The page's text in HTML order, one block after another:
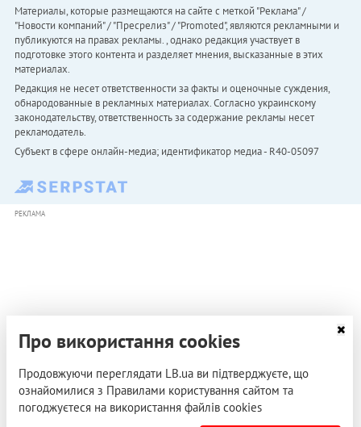
Материалы, которые размещаются на сайте с меткой "Реклама" /
"Новости компаний" / "Пресрелиз" / "Promoted", являются рекламными и
публикуются на правах рекламы. , однако редакция участвует в
подготовке этого контента и разделяет мнения, высказанные в этих
материалах.
Редакция не несет ответственности за факты и оценочные суждения,
обнародованные в рекламных материалах. Согласно украинскому
законодательству, ответственность за содержание рекламы несет
рекламодатель.
Субъект в сфере онлайн-медиа; идентификатор медиа - R40-05097
РЕКЛАМА
Про використання cookies
Продовжуючи переглядати LB.ua ви підтверджуєте, що
ознайомилися з Правилами користування сайтом та
погоджуєтеся на використання файлів cookies